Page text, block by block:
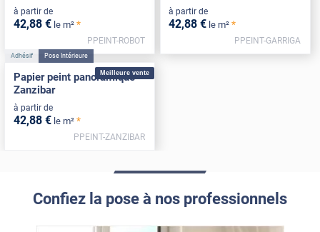
à partir de
42,88 € le m² *
PPEINT-ROBOT
à partir de
42,88 € le m² *
PPEINT-GARRIGA
Meilleure vente
Adhésif Pose Intérieure
Papier peint panoramique
Zanzibar
à partir de
42,88 € le m² *
PPEINT-ZANZIBAR
Confiez la pose à nos professionnels